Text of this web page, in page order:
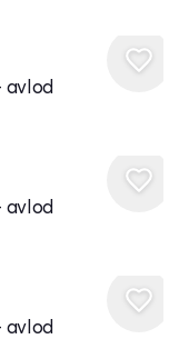
avlod
avlod
avlod